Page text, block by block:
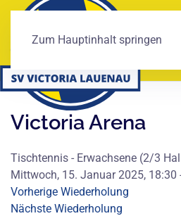
Zum Hauptinhalt springen
Victoria Arena
Tischtennis - Erwachsene (2/3
Mittwoch, 15. Januar 2025, 18:30
Vorherige Wiederholung
Nächste Wiederholung